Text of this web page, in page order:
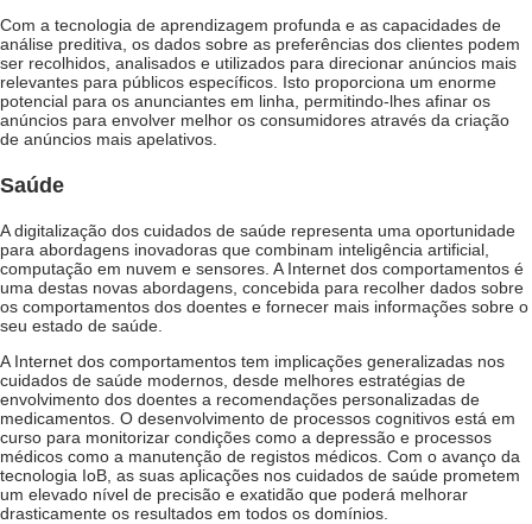
Com a tecnologia de aprendizagem profunda e as capacidades de
análise preditiva, os dados sobre as preferências dos clientes podem
ser recolhidos, analisados e utilizados para direcionar anúncios mais
relevantes para públicos específicos. Isto proporciona um enorme
potencial para os anunciantes em linha, permitindo-lhes afinar os
anúncios para envolver melhor os consumidores através da criação
de anúncios mais apelativos.
Saúde
A digitalização dos cuidados de saúde representa uma oportunidade
para abordagens inovadoras que combinam inteligência artificial,
computação em nuvem e sensores. A Internet dos comportamentos é
uma destas novas abordagens, concebida para recolher dados sobre
os comportamentos dos doentes e fornecer mais informações sobre o
seu estado de saúde.
A Internet dos comportamentos tem implicações generalizadas nos
cuidados de saúde modernos, desde melhores estratégias de
envolvimento dos doentes a recomendações personalizadas de
medicamentos. O desenvolvimento de processos cognitivos está em
curso para monitorizar condições como a depressão e processos
médicos como a manutenção de registos médicos. Com o avanço da
tecnologia IoB, as suas aplicações nos cuidados de saúde prometem
um elevado nível de precisão e exatidão que poderá melhorar
drasticamente os resultados em todos os domínios.